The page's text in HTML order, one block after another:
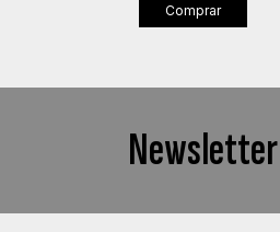
Comprar
Newsletter